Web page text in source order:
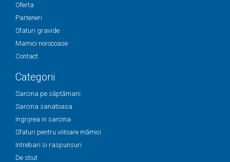
Oferta
Parteneri
Sfaturi gravide
Mamici norocoase
Contact
Categorii
Sarcina pe săptămani
Sarcina sanatoasa
Ingrijrea in sarcina
Sfaturi pentru viitoare mămici
Intrebari si raspunsuri
De stiut